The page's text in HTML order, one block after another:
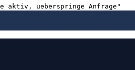
aktiv, ueberspringe Anfrage"